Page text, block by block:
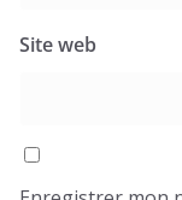
Site web